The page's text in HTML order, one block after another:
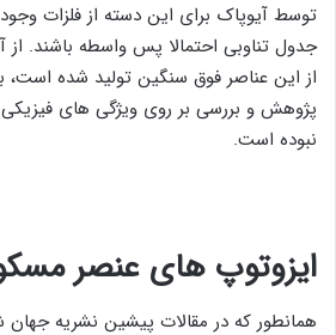
جدول تناوبی احتمالا پس ‌واسطه باشند. از
از این عناصر فوق سنگین تولید شده‌ است،
پژوهش و بررسی بر روی ویژگی‌ های فیزیکی
نبوده ‌است.
ایزوتوپ های عنصر
همانطور که در مقالات پیشین نشریه